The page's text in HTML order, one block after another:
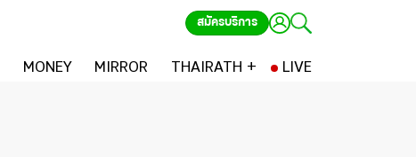
สมัครบริการ
MONEY MIRROR THAIRATH + LIVE